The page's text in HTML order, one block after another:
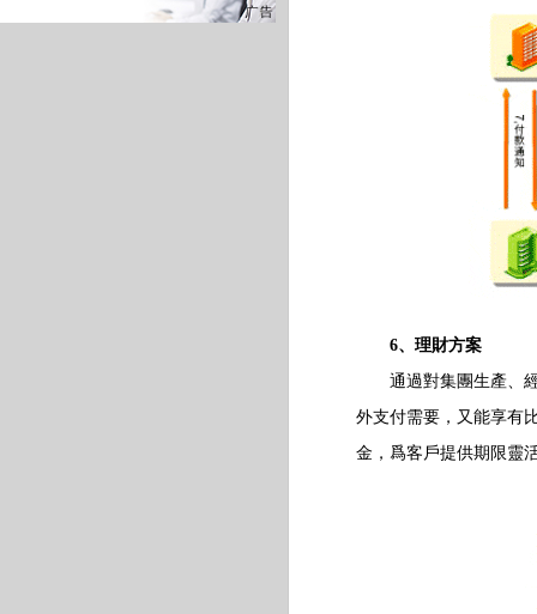
6、理財方案
通過對集團生產、經
外支付需要，又能享有
金，爲客戶提供期限靈